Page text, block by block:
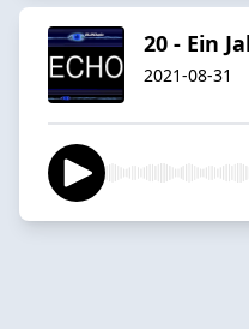
20 - Ein
2021-08-31